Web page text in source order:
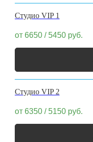
Студио VIP 1
от 6650 / 5450 руб.
Студио VIP 2
от 6350 / 5150 руб.